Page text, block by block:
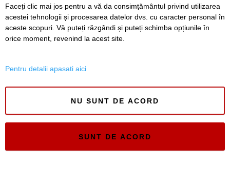
Regulament postare și moderare comentarii
Faceți clic mai jos pentru a vă da consimțământul privind utilizarea
acestei tehnologii și procesarea datelor dvs. cu caracter personal în
aceste scopuri. Vă puteți răzgândi și puteți schimba opțiunile în
orice moment, revenind la acest site.
Pentru detalii apasati aici
NU SUNT DE ACORD
SUNT DE ACORD